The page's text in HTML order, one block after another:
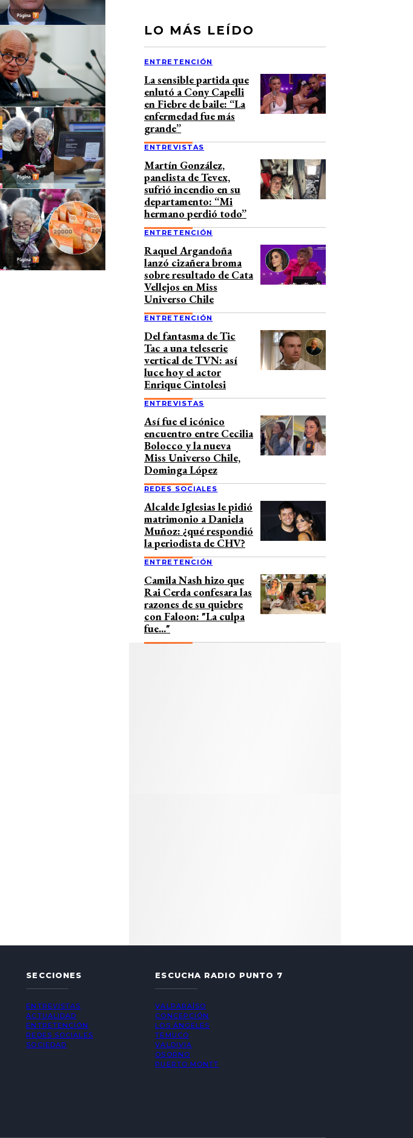
LO MÁS LEÍDO
ENTRETENCIÓN
La sensible partida que
enlutó a Cony Capelli
en Fiebre de baile: “La
enfermedad fue más
grande”
ENTREVISTAS
Martín González,
panelista de Tevex,
sufrió incendio en su
departamento: “Mi
hermano perdió todo”
ENTRETENCIÓN
Raquel Argandoña
lanzó cizañera broma
sobre resultado de Cata
Vellejos en Miss
Universo Chile
ENTRETENCIÓN
Del fantasma de Tic
Tac a una teleserie
vertical de TVN: así
luce hoy el actor
Enrique Cintolesi
ENTREVISTAS
Así fue el icónico
encuentro entre Cecilia
Bolocco y la nueva
Miss Universo Chile,
Dominga López
REDES SOCIALES
Alcalde Iglesias le pidió
matrimonio a Daniela
Muñoz: ¿qué respondió
la periodista de CHV?
ENTRETENCIÓN
Camila Nash hizo que
Rai Cerda confesara las
razones de su quiebre
con Faloon: "La culpa
fue..."
SECCIONES
ENTREVISTAS
ACTUALIDAD
ENTRETENCIÓN
REDES SOCIALES
SOCIEDAD
ESCUCHA RADIO PUNTO 7
VALPARAÍSO
CONCEPCIÓN
LOS ÁNGELES
TEMUCO
VALDIVIA
OSORNO
PUERTO MONTT